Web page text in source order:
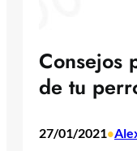
Consejos
de tu
27/01/2021•